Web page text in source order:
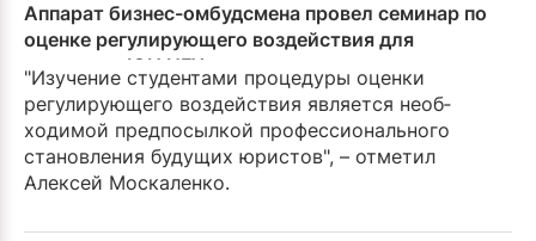
Аппарат бизнес-омбудсмена провел семинар по
оценке регулирующего воздействия для
студентов ЮИ ИГУ
"Изучение студентами проце­дуры оценки
регулирующего воздействия является необ­
ходимой предпосылкой профессионального
станов­ления будущих юристов", – отметил
Алексей Моска­ленко.